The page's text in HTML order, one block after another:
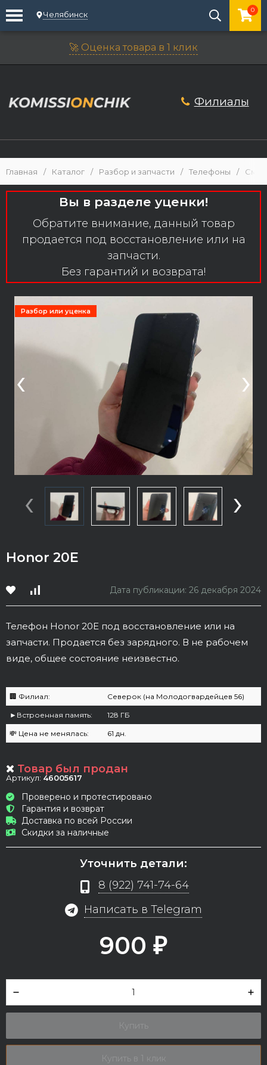
Челябинск 0
🚀 Оценка товара в 1 клик
Филиалы
Главная / Каталог / Разбор и запчасти / Телефоны /
Вы в разделе уценки!
Обратите внимание, данный товар
продается под восстановление или на
запчасти.
Без гарантий и возврата!
Разбор или уценка
‹ ›
‹ ›
Honor 20E
Дата публикации: 26 декабря 2024
Телефон Honor 20E под восстановление или на
запчасти. Продается без зарядного. В не рабочем
виде, общее состояние неизвестно.
🏢 Филиал: Северок (на Молодогвардейцев 56)
►Встроенная память: 128 ГБ
💸 Цена не менялась: 61 дн.
Товар был продан
Артикул: 46005617
Проверено и протестировано
Гарантия и возврат
Доставка по всей России
Скидки за наличные
Уточнить детали:
8 (922) 741-74-64
Написать в Telegram
900 ₽
Купить
Купить в 1 клик